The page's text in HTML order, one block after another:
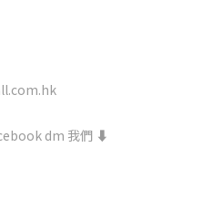
dm 我們 ⬇️